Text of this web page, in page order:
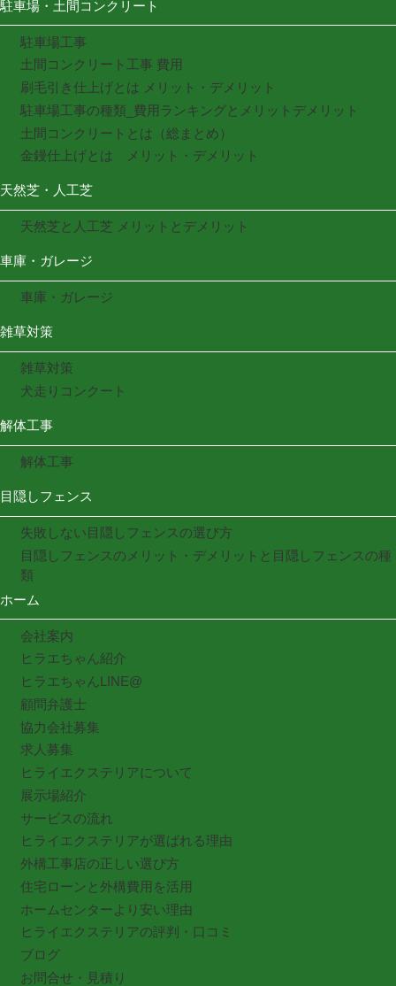
駐車場・土間コンクリート
駐車場工事
土間コンクリート工事 費用
刷毛引き仕上げとは メリット・デメリット
駐車場工事の種類_費用ランキングとメリットデメリット
土間コンクリートとは（総まとめ）
金鏝仕上げとは メリット・デメリット
天然芝・人工芝
天然芝と人工芝 メリットとデメリット
車庫・ガレージ
車庫・ガレージ
雑草対策
雑草対策
犬走りコンクート
解体工事
解体工事
目隠しフェンス
失敗しない目隠しフェンスの選び方
目隠しフェンスのメリット・デメリットと目隠しフェンスの種
類
ホーム
会社案内
ヒラエちゃん紹介
ヒラエちゃんLINE@
顧問弁護士
協力会社募集
求人募集
ヒライエクステリアについて
展示場紹介
サービスの流れ
ヒライエクステリアが選ばれる理由
外構工事店の正しい選び方
住宅ローンと外構費用を活用
ホームセンターより安い理由
ヒライエクステリアの評判・口コミ
ブログ
お問合せ・見積り